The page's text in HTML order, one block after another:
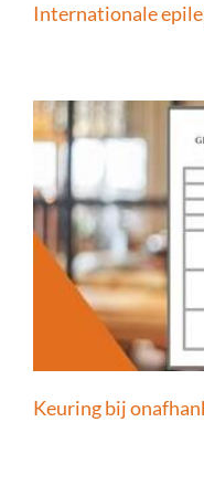
Internationale
Keuring bij